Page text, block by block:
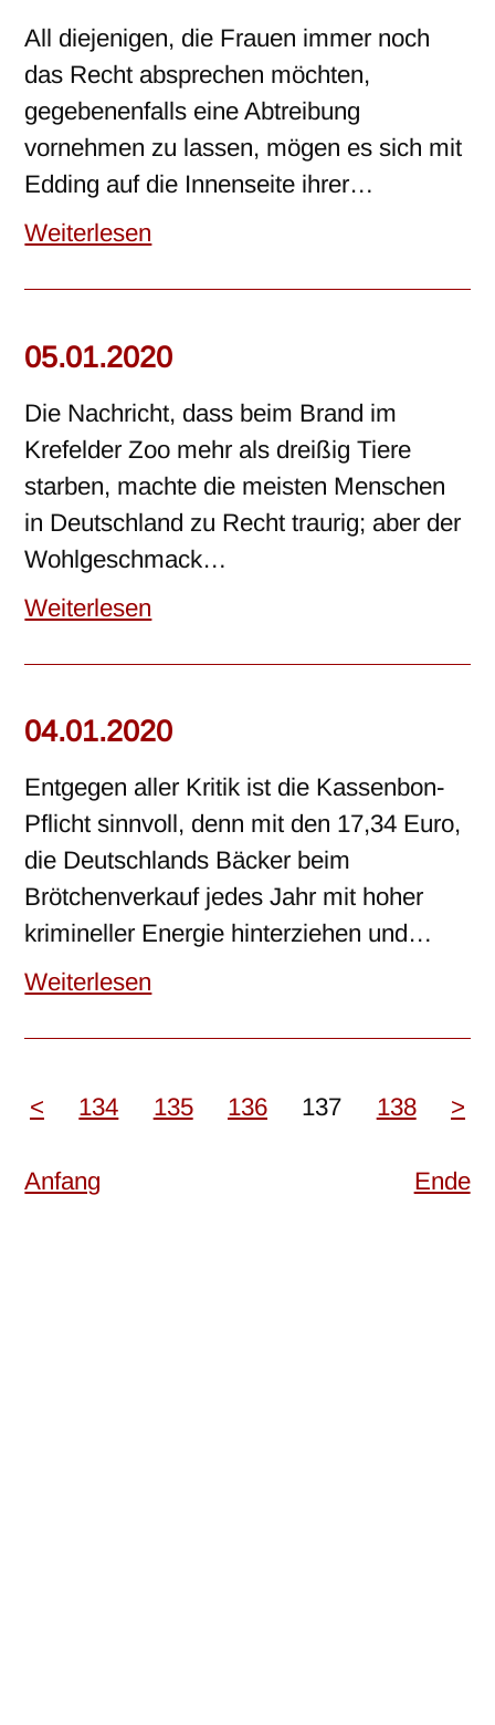
All diejenigen, die Frauen immer noch
das Recht absprechen möchten,
gegebenenfalls eine Abtreibung
vornehmen zu lassen, mögen es sich mit
Edding auf die Innenseite ihrer…
Weiterlesen
05.01.2020
Die Nachricht, dass beim Brand im
Krefelder Zoo mehr als dreißig Tiere
starben, machte die meisten Menschen
in Deutschland zu Recht traurig; aber der
Wohlgeschmack…
Weiterlesen
04.01.2020
Entgegen aller Kritik ist die Kassenbon-
Pflicht sinnvoll, denn mit den 17,34 Euro,
die Deutschlands Bäcker beim
Brötchenverkauf jedes Jahr mit hoher
krimineller Energie hinterziehen und…
Weiterlesen
Anfang
< 134 135 136 137 138 >
Ende